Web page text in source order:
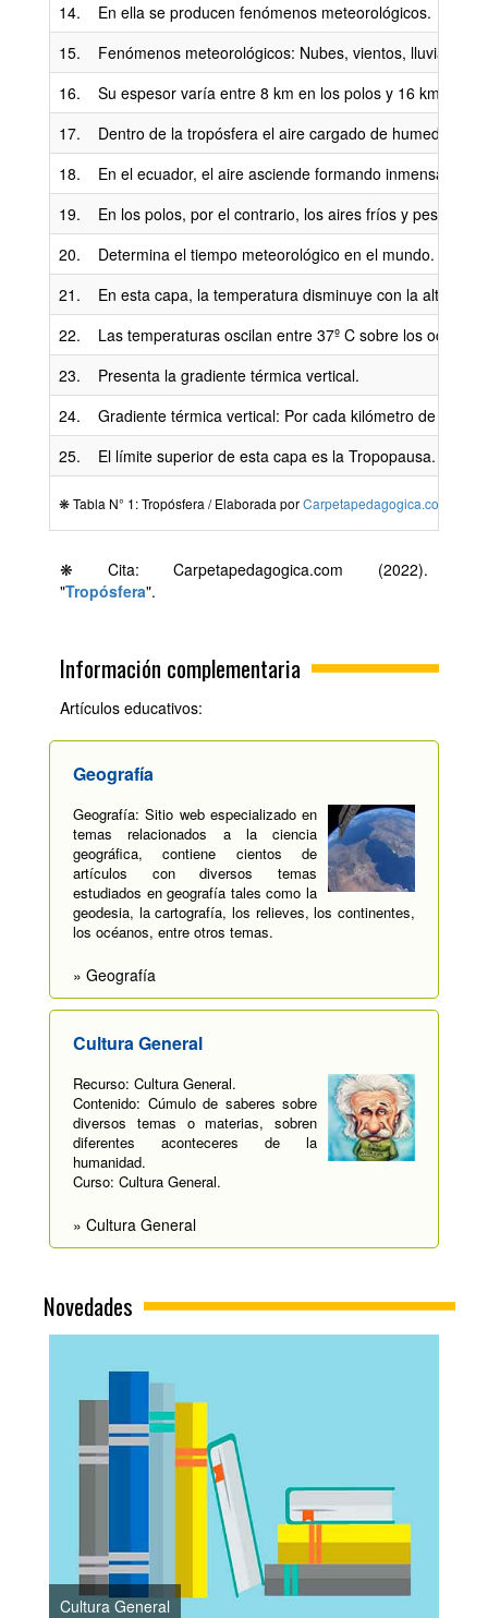
14.
En ella se producen fenómenos meteorológicos.
15.
Fenómenos meteorológicos: Nubes, vientos, lluvias y
16.
Su espesor varía entre 8 km en los polos y 16 km en el
17.
Dentro de la tropósfera el aire cargado de humedad es
18.
En el ecuador, el aire asciende formando inmensas
19.
En los polos, por el contrario, los aires fríos y pesados
20.
Determina el tiempo meteorológico en el mundo.
21.
En esta capa, la temperatura disminuye con la altura a
22.
Las temperaturas oscilan entre 37º C sobre los
23.
Presenta la gradiente térmica vertical.
24.
Gradiente térmica vertical: Por cada kilómetro de
25.
El límite superior de esta capa es la Tropopausa.
❋ Tabla N° 1: Tropósfera / Elaborada porCarpetapedagogica.com
❋ Cita: Carpetapedagogica.com (2022).
"Tropósfera".
Información complementaria
Artículos educativos:
Geografía
Geografía: Sitio web especializado en
temas relacionados a la ciencia
geográfica, contiene cientos de
artículos con diversos temas
estudiados en geografía tales como la
geodesia, la cartografía, los relieves, los continentes,
los océanos, entre otros temas.
» Geografía
Cultura General
Recurso: Cultura General.
Contenido: Cúmulo de saberes sobre
diversos temas o materias, sobren
diferentes aconteceres de la
humanidad.
Curso: Cultura General.
» Cultura General
Novedades
Cultura General